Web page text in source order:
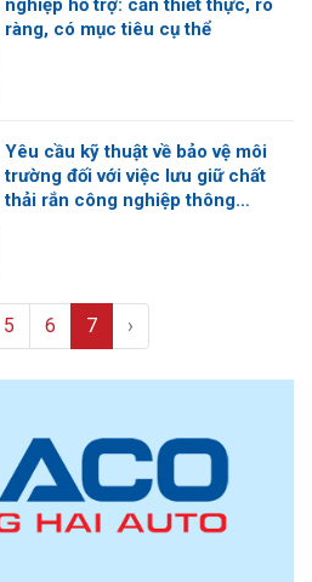
nghiệp hỗ trợ: cần thiết thực, rõ
ràng, có mục tiêu cụ thể
Yêu cầu kỹ thuật về bảo vệ môi
trường đối với việc lưu giữ chất
thải rắn công nghiệp thông
5 6 7 ›